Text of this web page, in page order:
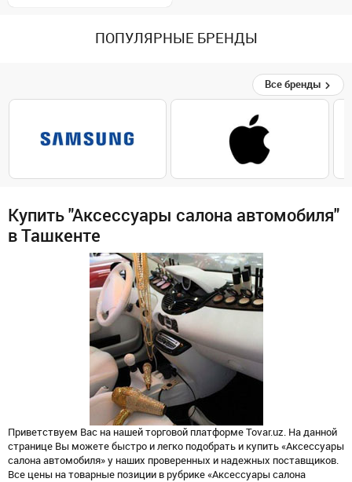
ПОПУЛЯРНЫЕ БРЕНДЫ
Все бренды
Купить "Аксессуары салона автомобиля"
в Ташкенте
Приветствуем Вас на нашей торговой платформе Tovar.uz. На данной
странице Вы можете быстро и легко подобрать и купить «Аксессуары
салона автомобиля» у наших проверенных и надежных поставщиков.
Все цены на товарные позиции в рубрике «Аксессуары салона